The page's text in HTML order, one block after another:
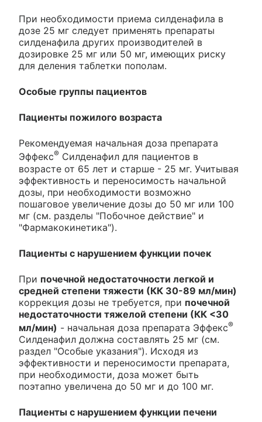
При необходимости приема силденафила в
дозе 25 мг следует применять препараты
силденафила других производителей в
дозировке 25 мг или 50 мг, имеющих риску
для деления таблетки пополам.
Особые группы пациентов
Пациенты пожилого возраста
Рекомендуемая начальная доза препарата
Эффекс® Силденафил для пациентов в
возрасте от 65 лет и старше - 25 мг. Учитывая
эффективность и переносимость начальной
дозы, при необходимости возможно
пошаговое увеличение дозы до 50 мг или 100
мг (см. разделы "Побочное действие" и
"Фармакокинетика").
Пациенты с нарушением функции почек
При почечной недостаточности легкой и
средней степени тяжести (КК 30-89 мл/мин)
коррекция дозы не требуется, при почечной
недостаточности тяжелой степени (КК <30
мл/мин) - начальная доза препарата Эффекс®
Силденафил должна составлять 25 мг (см.
раздел "Особые указания"). Исходя из
эффективности и переносимости препарата,
при необходимости, доза может быть
поэтапно увеличена до 50 мг и до 100 мг.
Пациенты с нарушением функции печени